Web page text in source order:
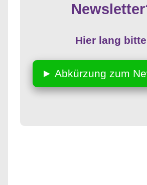
Hier lang
► Abkürzung zum